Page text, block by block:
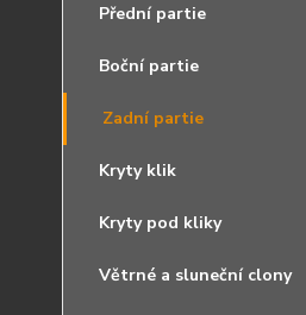
Přední partie
Boční partie
Zadní partie
Kryty klik
Kryty pod kliky
Větrné a sluneční clony